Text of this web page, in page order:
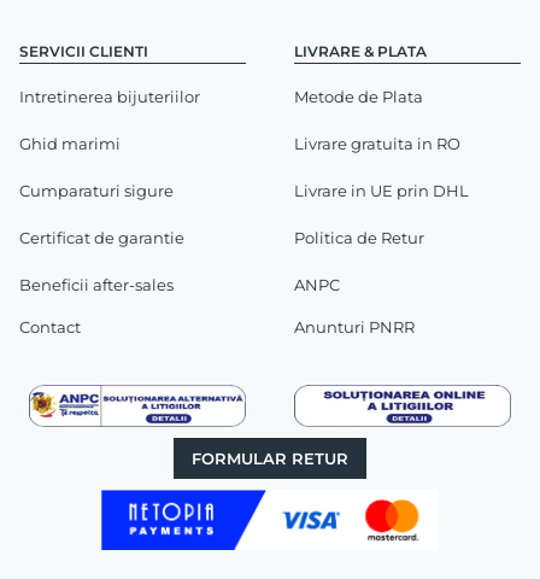
SERVICII CLIENTI
Intretinerea bijuteriilor
Ghid marimi
Cumparaturi sigure
Certificat de garantie
Beneficii after-sales
Contact
LIVRARE & PLATA
Metode de Plata
Livrare gratuita in RO
Livrare in UE prin DHL
Politica de Retur
ANPC
Anunturi PNRR
FORMULAR RETUR